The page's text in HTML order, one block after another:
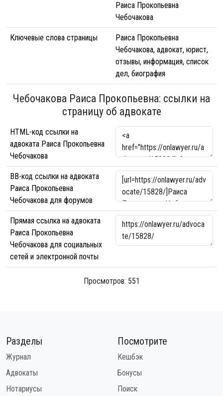
Раиса Прокопьевна
Чебочакова
Ключевые слова страницы
Раиса Прокопьевна
Чебочакова, адвокат, юрист,
отзывы, информация, список
дел, биография
Чебочакова Раиса Прокопьевна: ссылки на
страницу об адвокате
HTML-код ссылки на
адвоката Раиса Прокопьевна
Чебочакова
BB-код ссылки на адвоката
Раиса Прокопьевна
Чебочакова для форумов
Прямая ссылка на адвоката
Раиса Прокопьевна
Чебочакова для социальных
сетей и электронной почты
Просмотров: 551
Разделы
Журнал
Адвокаты
Нотариусы
Посмотрите
Кешбэк
Бонусы
Поиск